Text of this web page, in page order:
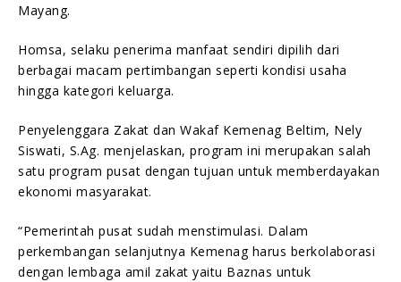
Mayang.
Homsa, selaku penerima manfaat sendiri dipilih dari
berbagai macam pertimbangan seperti kondisi usaha
hingga kategori keluarga.
Penyelenggara Zakat dan Wakaf Kemenag Beltim, Nely
Siswati, S.Ag. menjelaskan, program ini merupakan salah
satu program pusat dengan tujuan untuk memberdayakan
ekonomi masyarakat.
“Pemerintah pusat sudah menstimulasi. Dalam
perkembangan selanjutnya Kemenag harus berkolaborasi
dengan lembaga amil zakat yaitu Baznas untuk